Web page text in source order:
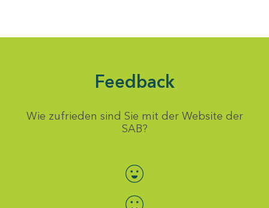
Feedback
Wie zufrieden sind Sie mit der Website der
SAB?
Bewertung auswählen